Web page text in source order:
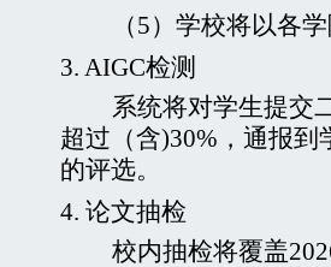
（5）学校将以各
3. AIGC检测
系统将对学生提交
超过（含)30% ，通报
的评选。
4. 论文抽检
校内抽检将覆盖